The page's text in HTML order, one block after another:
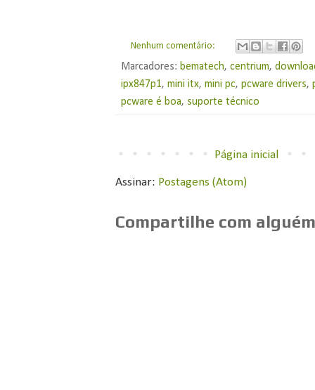
Nenhum comentário:
Marcadores: bematech,centrium,
ipx847p1,mini itx,mini pc,pcware drivers,
pcware é boa, suporte técnico
Página inicial
Assinar: Postagens (Atom)
Compartilhe com